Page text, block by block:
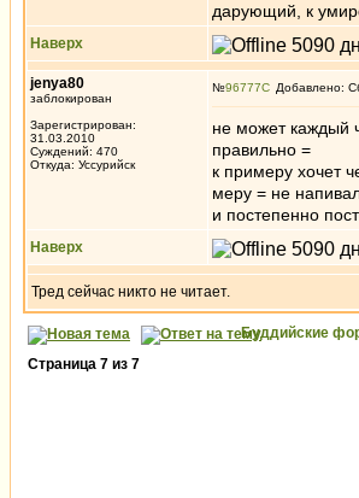
дарующий, к
Наверх
jenya80
заблокирован
Зарегистрирован:
31.03.2010
Суждений: 470
Откуда: Уссурийск
№96777 Добавлено:
не может каждый
правильно =
к примеру хочет
меру = не
и постепенно
Наверх
Тред сейчас никто не читает.
Буддийские
Страница 7 из 7